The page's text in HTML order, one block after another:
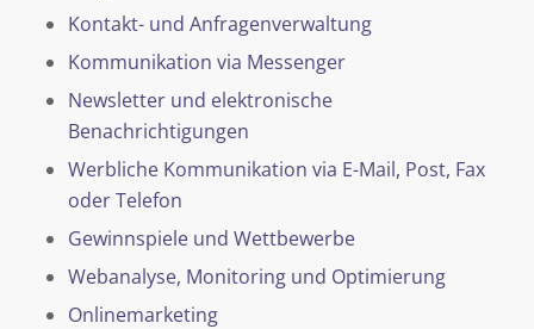
Kontakt- und Anfragenverwaltung
Kommunikation via Messenger
Newsletter und elektronische
Benachrichtigungen
Werbliche Kommunikation via E-Mail, Post, Fax
oder Telefon
Gewinnspiele und Wettbewerbe
Webanalyse, Monitoring und Optimierung
Onlinemarketing